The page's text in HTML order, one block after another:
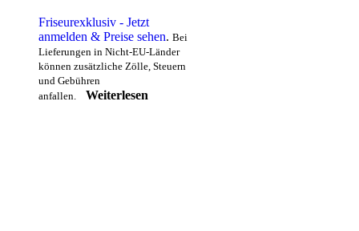
Friseurexklusiv - Jetzt
anmelden & Preise sehen. Bei
Lieferungen in Nicht-EU-Länder
können zusätzliche Zölle, Steuern
und Gebühren
anfallen.
Weiterlesen